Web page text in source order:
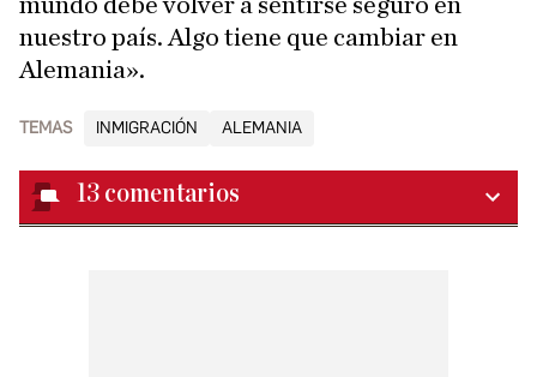
nuestro país. Algo tiene que cambiar en
Alemania».
TEMAS INMIGRACIÓN ALEMANIA
13 comentarios